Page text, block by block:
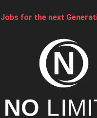
Jobs for the next